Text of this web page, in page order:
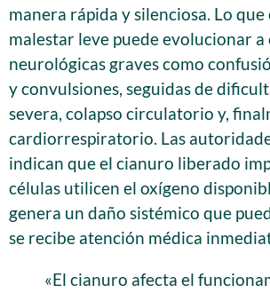
manera rápida y silenciosa. Lo que
malestar leve puede evolucionar
neurológicas graves como
y convulsiones, seguidas de
severa, colapso circulatorio y,
cardiorrespiratorio. Las
indican que el cianuro liberado
células utilicen el oxígeno
genera un daño sistémico que
se recibe atención médica
«El cianuro afecta el